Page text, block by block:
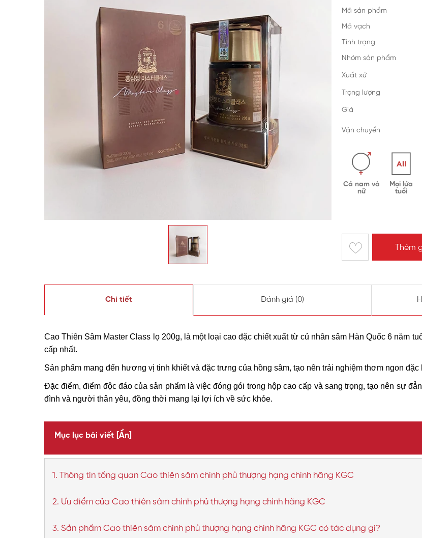
Cả nam và
nữ
Mọi lứa
tuổi
Mã sản phẩm
Mã vạch
Tình trạng
Nhóm sản phẩm
Xuất xứ
Trọng lượng
Giá
Vận chuyển
Thêm
Chi tiết Đánh giá (0)
Cao Thiên Sâm Master Class lọ 200g, là một loại cao đặc chiết xuất từ củ nhân sâm Hàn Quốc 6 năm
cấp nhất.
Sản phẩm mang đến hương vị tinh khiết và đặc trưng của hồng sâm, tạo nên trải nghiệm thơm ngon đặc
Đặc điểm, điểm độc đáo của sản phẩm là việc đóng gói trong hộp cao cấp và sang trọng, tạo nên sự
đình và người thân yêu, đồng thời mang lại lợi ích về sức khỏe.
Mục lục bài viết [Ẩn]
1. Thông tin tổng quan Cao thiên sâm chính phủ thượng hạng chính hãng KGC
2. Ưu điểm của Cao thiên sâm chính phủ thượng hạng chính hãng KGC
3. Sản phẩm Cao thiên sâm chính phủ thượng hạng chính hãng KGC có tác dụng gì?